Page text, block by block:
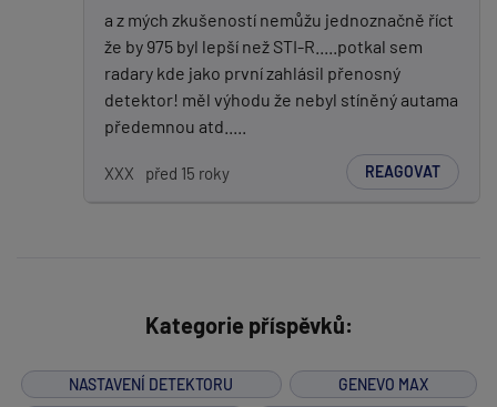
a z mých zkušeností nemůžu jednoznačně říct
že by 975 byl lepší než STI-R.....potkal sem
radary kde jako první zahlásil přenosný
detektor! měl výhodu že nebyl stíněný autama
předemnou atd.....
XXX před 15 roky REAGOVAT
Kategorie příspěvků:
NASTAVENÍ DETEKTORU GENEVO MAX